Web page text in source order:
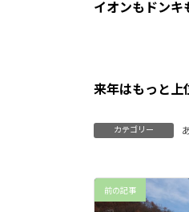
イオンもドンキ
来年はもっと上
カテゴリー
前の記事